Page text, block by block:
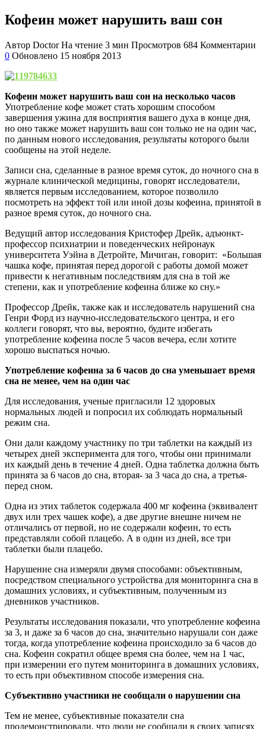
Кофеин может нарушить ваш сон
Автор Doctor На чтение 3 мин Просмотров 684 Комментарии
0 Обновлено 15 ноября 2013
Кофеин может нарушить ваш сон на несколько часов
Употребление кофе может стать хорошим способом
завершения ужина для восприятия вашего духа в конце дня,
но оно также может нарушить ваш сон только не на один час,
по данным нового исследования, результаты которого были
сообщены на этой неделе.
Записи сна, сделанные в разное время суток, до ночного сна в
журнале клинической медицины, говорят исследователи,
является первым исследованием, которое позволило
посмотреть на эффект той или иной дозы кофеина, принятой в
разное время суток, до ночного сна.
Ведущий автор исследования Кристофер Дрейк, адъюнкт-
профессор психиатрии и поведенческих нейронаук
университета Уэйна в Детройте, Мичиган, говорит: «Большая
чашка кофе, принятая перед дорогой с работы домой может
привести к негативным последствиям для сна в той же
степени, как и употребление кофеина ближе ко сну.»
Профессор Дрейк, также как и исследователь нарушений сна
Генри Форд из научно-исследовательского центра, и его
коллеги говорят, что вы, вероятно, будите избегать
употребление кофеина после 5 часов вечера, если хотите
хорошо выспаться ночью.
Употребление кофеина за 6 часов до сна уменьшает время
сна не менее, чем на один час
Для исследования, ученые пригласили 12 здоровых
нормальных людей и попросил их соблюдать нормальный
режим сна.
Они дали каждому участнику по три таблетки на каждый из
четырех дней эксперимента для того, чтобы они принимали
их каждый день в течение 4 дней. Одна таблетка должна быть
принята за 6 часов до сна, вторая- за 3 часа до сна, а третья-
перед сном.
Одна из этих таблеток содержала 400 мг кофеина (эквивалент
двух или трех чашек кофе), а две другие внешне ничем не
отличались от первой, но не содержали кофеин, то есть
представляли собой плацебо. А в один из дней, все три
таблетки были плацебо.
Нарушение сна измеряли двумя способами: объективным,
посредством специального устройства для мониторинга сна в
домашних условиях, и субъективным, полученным из
дневников участников.
Результаты исследования показали, что употребление кофеина
за 3, и даже за 6 часов до сна, значительно нарушали сон даже
тогда, когда употребление кофеина происходило за 6 часов до
сна. Кофеин сократил общее время сна более, чем на 1 час,
при измерении его путем мониторинга в домашних условиях,
то есть при объективном способе измерения сна.
Субъективно участники не сообщали о нарушении сна
Тем не менее, субъективные показатели сна
продемонстрировали, что люди не сообщали в своих записях